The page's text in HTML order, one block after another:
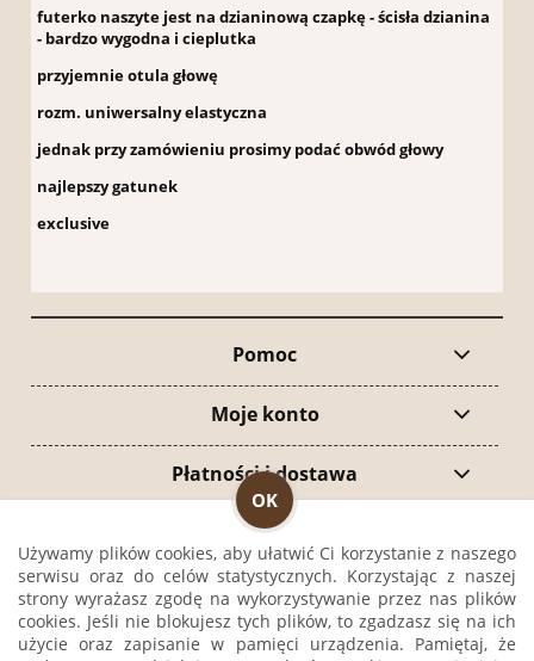
futerko naszyte jest na dzianinową czapkę - ścisła dzianina
- bardzo wygodna i cieplutka
przyjemnie otula głowę
rozm. uniwersalny elastyczna
jednak przy zamówieniu prosimy podać obwód głowy
najlepszy gatunek
exclusive
Pomoc
Moje konto
Płatności i dostawa
Informacje
O nas
Używamy plików cookies, aby ułatwić Ci korzystanie z naszego
serwisu oraz do celów statystycznych. Korzystając z naszej
strony wyrażasz zgodę na wykorzystywanie przez nas plików
cookies. Jeśli nie blokujesz tych plików, to zgadzasz się na ich
użycie oraz zapisanie w pamięci urządzenia. Pamiętaj, że
OK